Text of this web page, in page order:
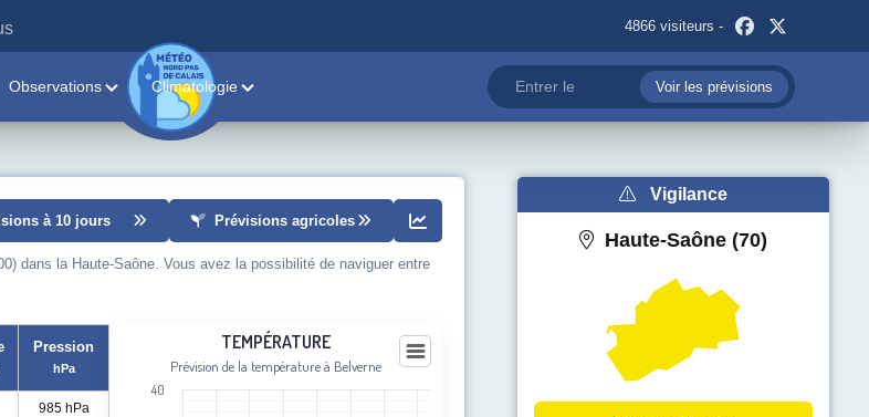
4866 visiteurs -
Observations Climatologie Voir les prévisions
à 10 jours Prévisions agricoles
dans la Haute-Saône. Vous avez la possibilité de naviguer entre
Pression
hPa
985 hPa
Line chart with 111 data points.
Prévision de la température à Belverne
TEMPÉRATURE
Prévision de la température à Belverne
40
Vigilance
Haute-Saône (70)